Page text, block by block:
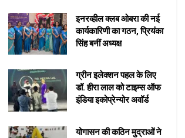
इनरव्हील क्लब ओबरा की नई
कार्यकारिणी का गठन, प्रियंका
सिंह बनीं अध्यक्ष
ग्रीन इलेक्शन पहल के लिए
डॉ. हीरा लाल को टाइम्स ऑफ
इंडिया इकोप्रेन्योर अवॉर्ड
योगासन की कठिन मुद्राओं ने